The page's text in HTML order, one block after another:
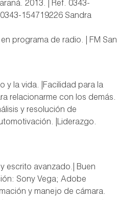
2013. | Ref. 0343-
154719226 Sandra
programa de radio. | FM San
y la vida. |Facilidad para la
relacionarme con los demás.
y resolución de
|Liderazgo.
escrito avanzado.| Buen
Sony Vega; Adobe
y manejo de cámara.